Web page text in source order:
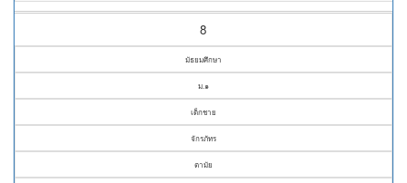
8
มัธยมศึกษา
ม.๑
เด็กชาย
จักรภัทร
ตามัย